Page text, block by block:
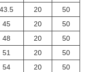
43.5 20
50
45 20
50
48 20
50
51 20
50
54 20
50